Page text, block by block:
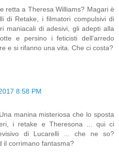
retta a Theresa Williams? Magari è
di Retake, i filmatori compulsivi di
maniacali di adesivi, gli adepti alla
e persino i feticisti dell'arredo
e si rifanno una vita. Che ci costa?
8:58 PM
manina misteriosa che lo sposta
i retake e Theresona ... qui ci
di Lucarelli ... che ne so?
il corrimano fantasma?